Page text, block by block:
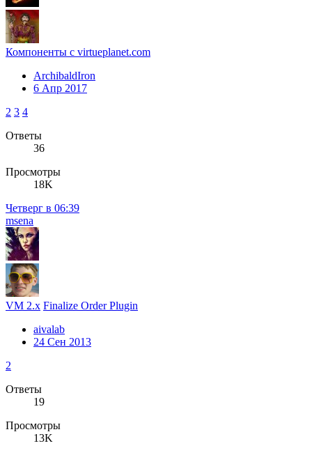
Компоненты с virtueplanet.com
ArchibaldIron
6 Апр 2017
2 3 4
Ответы
36
Просмотры
18K
Четверг в 06:39
msena
VM 2.x Finalize Order Plugin
aivalab
24 Сен 2013
2
Ответы
19
Просмотры
13K